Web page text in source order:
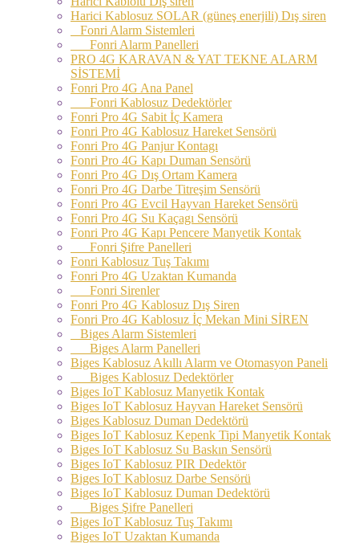
Harici Kablosuz SOLAR (güneş enerjili) Dış siren
Fonri Alarm Sistemleri
Fonri Alarm Panelleri
PRO 4G KARAVAN & YAT TEKNE ALARM
SİSTEMİ
Fonri Pro 4G Ana Panel
Fonri Kablosuz Dedektörler
Fonri Pro 4G Sabit İç Kamera
Fonri Pro 4G Kablosuz Hareket Sensörü
Fonri Pro 4G Panjur Kontagı
Fonri Pro 4G Kapı Duman Sensörü
Fonri Pro 4G Dış Ortam Kamera
Fonri Pro 4G Darbe Titreşim Sensörü
Fonri Pro 4G Evcil Hayvan Hareket Sensörü
Fonri Pro 4G Su Kaçagı Sensörü
Fonri Pro 4G Kapı Pencere Manyetik Kontak
Fonri Şifre Panelleri
Fonri Kablosuz Tuş Takımı
Fonri Pro 4G Uzaktan Kumanda
Fonri Sirenler
Fonri Pro 4G Kablosuz Dış Siren
Fonri Pro 4G Kablosuz İç Mekan Mini SİREN
Biges Alarm Sistemleri
Biges Alarm Panelleri
Biges Kablosuz Akıllı Alarm ve Otomasyon Paneli
Biges Kablosuz Dedektörler
Biges IoT Kablosuz Manyetik Kontak
Biges IoT Kablosuz Hayvan Hareket Sensörü
Biges Kablosuz Duman Dedektörü
Biges IoT Kablosuz Kepenk Tipi Manyetik Kontak
Biges IoT Kablosuz Su Baskın Sensörü
Biges IoT Kablosuz PIR Dedektör
Biges IoT Kablosuz Darbe Sensörü
Biges IoT Kablosuz Duman Dedektörü
Biges Şifre Panelleri
Biges IoT Kablosuz Tuş Takımı
Biges IoT Uzaktan Kumanda